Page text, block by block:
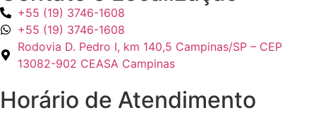
+55 (19) 3746-1608
+55 (19) 3746-1608
Rodovia D. Pedro I, km 140,5 Campinas/SP – CEP
13082-902 CEASA Campinas
Horário de Atendimento